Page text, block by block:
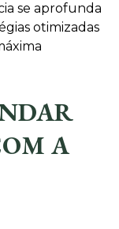
se aprofunda
otimizadas
A